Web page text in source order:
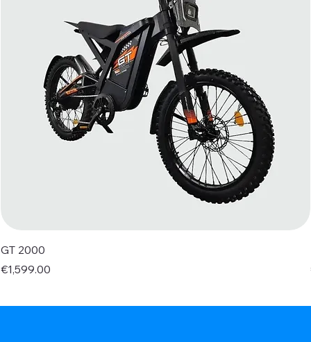
GT 2000
Price
€1,599.00